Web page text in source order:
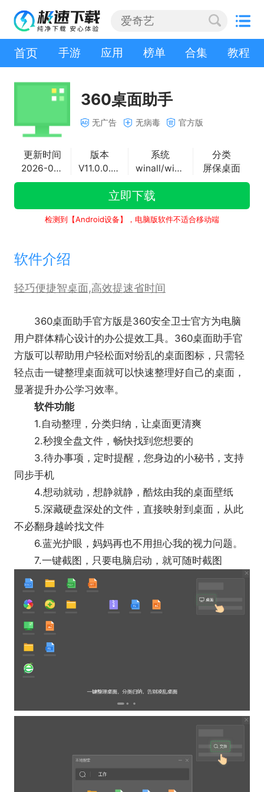
首页 手游 应用 榜单 合集 教程
360桌面助手
无广告 无病毒 官方版
更新时间
2026-04-23
版本
V11.0.0.2251
系统
winall/win7/win10/win11
分类
屏保桌面
立即下载
检测到【Android设备】，电脑版软件不适合移动端
软件介绍
轻巧便捷智桌面,高效提速省时间
360桌面助手官方版是360安全卫士官方为电脑
用户群体精心设计的办公提效工具。360桌面助手官
方版可以帮助用户轻松面对纷乱的桌面图标，只需轻
轻点击一键整理桌面就可以快速整理好自己的桌面，
显著提升办公学习效率。
软件功能
1.自动整理，分类归纳，让桌面更清爽
2.秒搜全盘文件，畅快找到您想要的
3.待办事项，定时提醒，您身边的小秘书，支持
同步手机
4.想动就动，想静就静，酷炫由我的桌面壁纸
5.深藏硬盘深处的文件，直接映射到桌面，从此
不必翻身越岭找文件
6.蓝光护眼，妈妈再也不用担心我的视力问题。
7.一键截图，只要电脑启动，就可随时截图